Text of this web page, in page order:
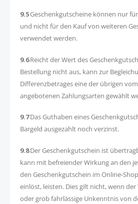
9.5Geschenkgutscheine können nur
und nicht für den Kauf von weiteren
verwendet werden.
9.6Reicht der Wert des
Bestellung nicht aus, kann zur
Differenzbetrages eine der übrigen
angebotenen Zahlungsarten gewählt
9.7Das Guthaben eines
Bargeld ausgezahlt noch verzinst.
9.8Der Geschenkgutschein ist
kann mit befreiender Wirkung an den
den Geschenkgutschein im Online-
einlöst, leisten. Dies gilt nicht, wenn
oder grob fahrlässige Unkenntnis von